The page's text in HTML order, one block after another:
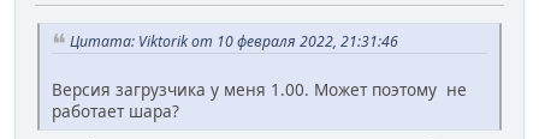
Цитата: Viktorik от 10 февраля 2022, 21:31:46
Версия загрузчика у меня 1.00. Может поэтому не
работает шара?